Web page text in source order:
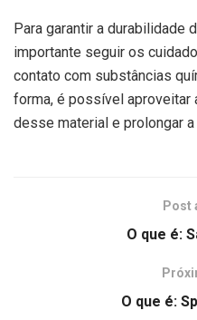
Para garantir a durabilidade
importante seguir os
contato com substâncias
forma, é possível
desse material e prolongar
Post
O que é:
O que é: